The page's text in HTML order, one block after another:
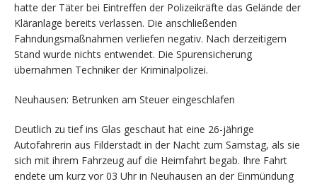
hatte der Täter bei Eintreffen der Polizeikräfte das Gelände der
Kläranlage bereits verlassen. Die anschließenden
Fahndungsmaßnahmen verliefen negativ. Nach derzeitigem
Stand wurde nichts entwendet. Die Spurensicherung
übernahmen Techniker der Kriminalpolizei.
Neuhausen: Betrunken am Steuer eingeschlafen
Deutlich zu tief ins Glas geschaut hat eine 26-jährige
Autofahrerin aus Filderstadt in der Nacht zum Samstag, als sie
sich mit ihrem Fahrzeug auf die Heimfahrt begab. Ihre Fahrt
endete um kurz vor 03 Uhr in Neuhausen an der Einmündung